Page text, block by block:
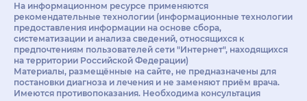
На информационном ресурсе применяются
рекомендательные технологии (информационные технологии
предоставления информации на основе сбора,
систематизации и анализа сведений, относящихся к
предпочтениям пользователей сети "Интернет", находящихся
на территории Российской Федерации)
Материалы, размещённые на сайте, не предназначены для
постановки диагноза и лечения и не заменяют приём врача.
Имеются противопоказания. Необходима консультация